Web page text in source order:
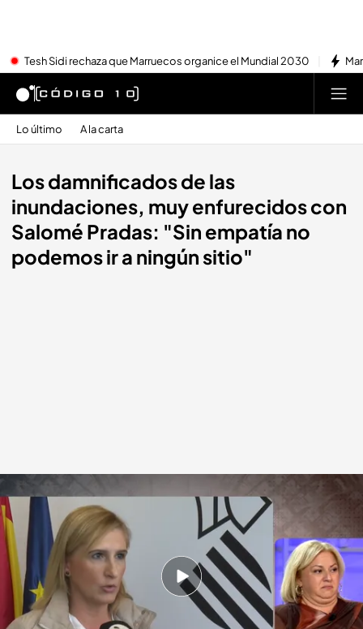
Tesh Sidi rechaza que Marruecos organice el Mundial 2030
Lo último A la carta
Los damnificados de las
inundaciones, muy enfurecidos con
Salomé Pradas: "Sin empatía no
podemos ir a ningún sitio"
Los afectados por la DANA, muy contundentes con la consellera del PP
Alberto Samperio
13 NOV 2024 - 01:29h.
Los afectados por la DANA han criticado la
actuación de Salomé Pradas ante la catástrofe